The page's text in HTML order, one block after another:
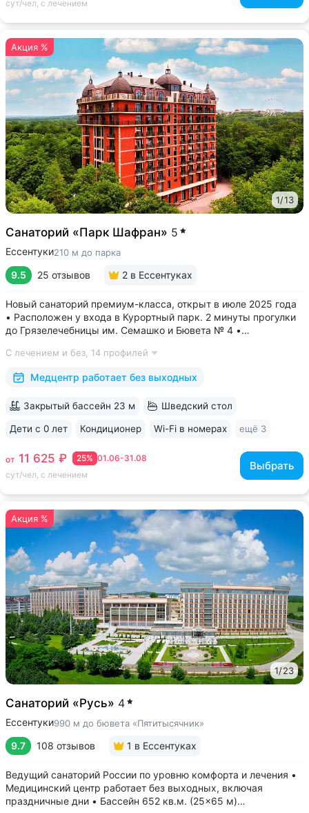
сут/чел, с лечением
Акция %
1/13
Санаторий «Парк Шафран» 5
Ессентуки210 м до парка
9.5 25 отзывов 2 в Ессентуках
Новый санаторий премиум-класса, открыт в июле 2025 года
• Расположен у входа в Курортный парк. 2 минуты прогулки
до Грязелечебницы им. Семашко и Бювета № 4 •
Бесплатное посещение включено во все виды путёвок •
Трёхразовое питание...
С лечением и без, 14 профилей
Медцентр работает без выходных
01.06-31.08
25%
от 11 625 ₽
сут/чел, с лечением
Выбрать
Закрытый бассейн 23 м Шведский стол
Дети с 0 лет Кондиционер Wi-Fi в номерах ещё 3
Акция %
1/23
Санаторий «Русь» 4
Ессентуки990 м до бювета «Пятитысячник»
9.7 108 отзывов 1 в Ессентуках
Ведущий санаторий России по уровню комфорта и лечения •
Медицинский центр работает без выходных, включая
праздничные дни • Бассейн 652 кв.м. (25×65 м)